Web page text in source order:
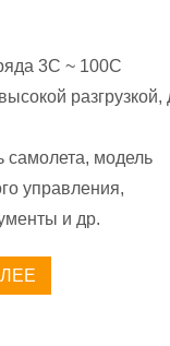
3C ~ 100C
разгрузкой,
модель
управления,
и др.